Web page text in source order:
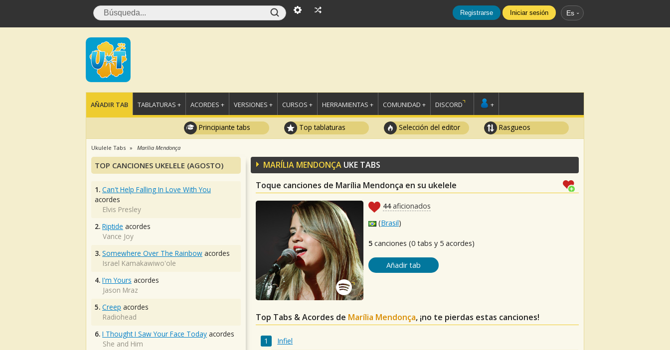
Registrarse Iniciar sesión Es
AÑADIR TAB TABLATURAS + ACORDES + VERSIONES + CURSOS + HERRAMIENTAS + COMUNIDAD + DISCORD +
Principiante tabs Top tablaturas Selección del editor Rasgueos
Ukulele Tabs Marília Mendonça
MARÍLIA MENDONÇA UKE TABS
Toque canciones de Marília Mendonça en su ukelele
44aficionados
(Brasil)
5 canciones (0 tabs y 5 acordes)
Añadir tab
Top Tabs & Acordes de Marília Mendonça, ¡no te pierdas estas canciones!
Infiel
TOP CANCIONES UKELELE (AGOSTO)
1. Can't Help Falling In Love With You
acordes
Elvis Presley
2. Riptide acordes
Vance Joy
3. Somewhere Over The Rainbow acordes
Israel Kamakawiwo'ole
4. I'm Yours acordes
Jason Mraz
5. Creep acordes
Radiohead
6. I Thought I Saw Your Face Today acordes
She and Him